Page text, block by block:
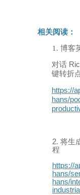
相关阅读：
1. 博客
对话
键转折
https://
hans/
2. 将生
程
https://
hans/
hans/